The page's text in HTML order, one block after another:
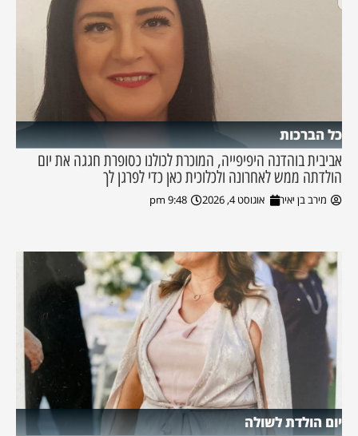
כל הברכות
אביבית בוהדנה היפיפייה, המוכרת לכולנו כסופרת חגגה את יום
הולדתה ממש לאחרונה ולכלוכית כאן כדי לפרגן לך
מירב בן יאיר אוגוסט 4, 2026 9:48 pm
יום הולדת לשולה